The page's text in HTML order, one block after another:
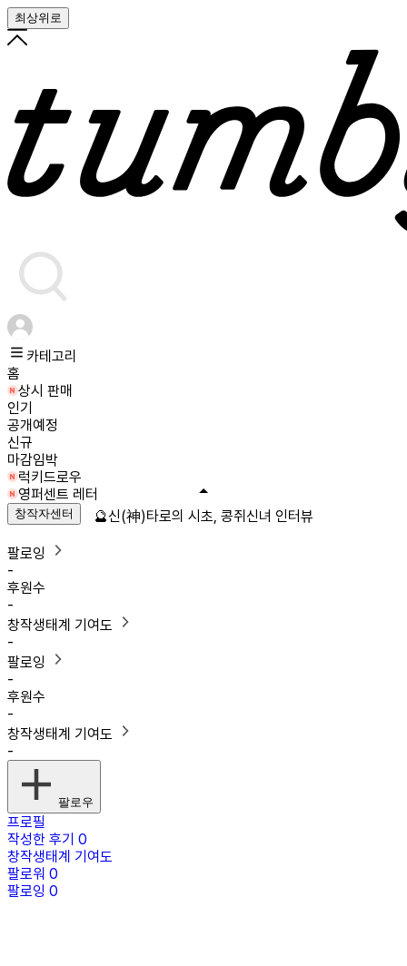
최상위로
카테고리
홈
상시 판매
인기
공개예정
신규
마감임박
럭키드로우
영퍼센트 레터
창작자센터
팔로잉
-
후원수
-
창작생태계 기여도
-
팔로잉
-
후원수
-
창작생태계 기여도
-
팔로우
프로필
작성한 후기 0
창작생태계 기여도
팔로워 0
팔로잉 0
🔮신(神)타로의 시초, 콩쥐신녀 인터뷰